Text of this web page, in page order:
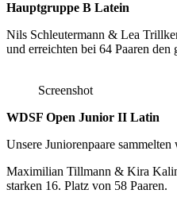
Hauptgruppe B Latein
Nils Schleutermann & Lea
und erreichten bei 64 Paaren den
Screenshot
WDSF Open Junior II Latin
Unsere Juniorenpaare
Maximilian Tillmann & Kira
starken 16. Platz von 58 Paaren.